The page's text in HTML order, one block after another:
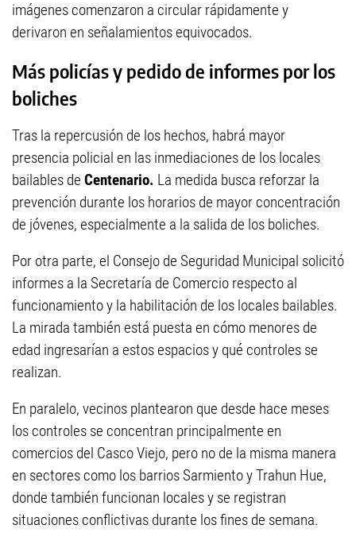
imágenes comenzaron a circular rápidamente y
derivaron en señalamientos equivocados.
Más policías y pedido de informes por los
boliches
Tras la repercusión de los hechos, habrá mayor
presencia policial en las inmediaciones de los locales
bailables de Centenario. La medida busca reforzar la
prevención durante los horarios de mayor concentración
de jóvenes, especialmente a la salida de los boliches.
Por otra parte, el Consejo de Seguridad Municipal solicitó
informes a la Secretaría de Comercio respecto al
funcionamiento y la habilitación de los locales bailables.
La mirada también está puesta en cómo menores de
edad ingresarían a estos espacios y qué controles se
realizan.
En paralelo, vecinos plantearon que desde hace meses
los controles se concentran principalmente en
comercios del Casco Viejo, pero no de la misma manera
en sectores como los barrios Sarmiento y Trahun Hue,
donde también funcionan locales y se registran
situaciones conflictivas durante los fines de semana.